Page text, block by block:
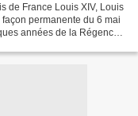
de France Louis XIV, Louis
permanente du 6 mai
années de la Régence.